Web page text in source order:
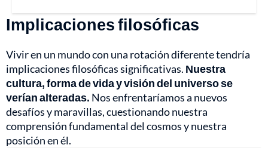
Implicaciones filosóficas
Vivir en un mundo con una rotación diferente tendría
implicaciones filosóficas significativas. Nuestra
cultura, forma de vida y visión del universo se
verían alteradas. Nos enfrentaríamos a nuevos
desafíos y maravillas, cuestionando nuestra
comprensión fundamental del cosmos y nuestra
posición en él.